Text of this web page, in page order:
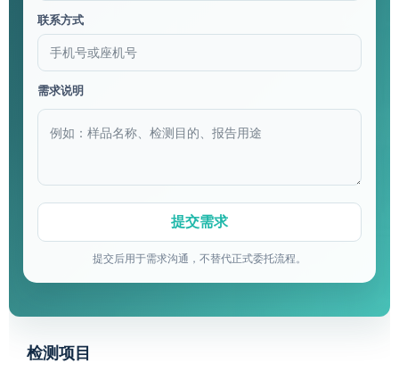
联系方式
需求说明
提交后用于需求沟通，不替代正式委托流程。
检测项目